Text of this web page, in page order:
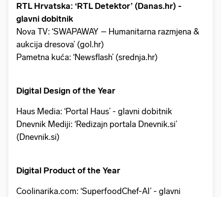
RTL Hrvatska: ‘RTL Detektor’ (Danas.hr) -
glavni dobitnik
Nova TV: ‘SWAPAWAY – Humanitarna razmjena &
aukcija dresova’ (gol.hr)
Pametna kuća: ‘Newsflash’ (srednja.hr)
Digital Design of the Year
Haus Media: ‘Portal Haus’ - glavni dobitnik
Dnevnik Mediji: ‘Redizajn portala Dnevnik.si’
(Dnevnik.si)
Digital Product of the Year
Coolinarika.com: ‘SuperfoodChef-AI’ - glavni